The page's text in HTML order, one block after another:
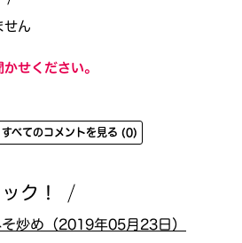
せん
せください。
すべてのコメントを見る (0)
ク！
炒め（2019年05月23日）